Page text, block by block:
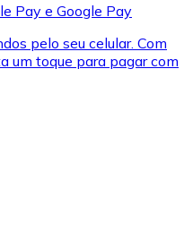
dinheiro e outros
Pay e Google Pay
pelo seu celular. Com
um toque para pagar com